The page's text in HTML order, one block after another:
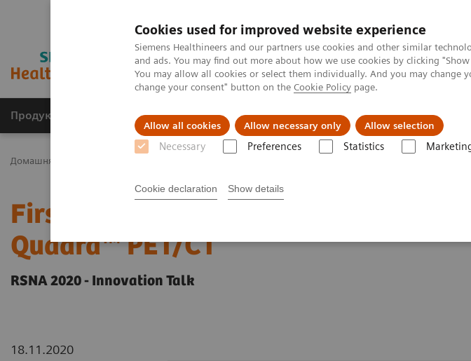
Cookies used for improved website experience
Siemens Healthineers and our partners use cookies and other similar
and ads. You may find out more about how we use cookies by clicking
You may allow all cookies or select them individually. And you may change
change your consent" button on the Cookie Policy page.
Allow all cookies Allow necessary only Allow selection
Necessary Preferences Statistics
Cookie declaration Show details
Продукція та сервіси Клінічні галузі Підтримка та документація
Домашня
First Clinical Experiences with
Quadra™ PET/CT
RSNA 2020 - Innovation Talk
18.11.2020